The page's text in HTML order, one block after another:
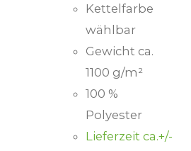
Kettelfarbe
wählbar
Gewicht ca.
1100 g/m²
100 %
Polyester
Lieferzeit ca.+/-